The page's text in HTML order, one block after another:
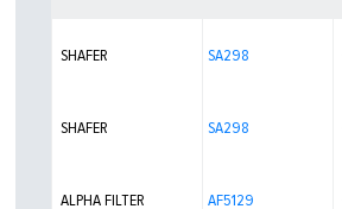
SHAFER SA298
SHAFER SA298
ALPHA FILTER AF5129